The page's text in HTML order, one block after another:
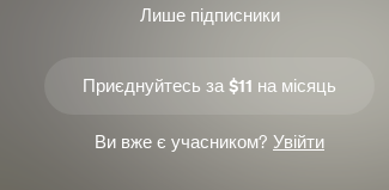
Лише підписники
Приєднуйтесь за $11 на місяць
Ви вже є учасником? Увійти